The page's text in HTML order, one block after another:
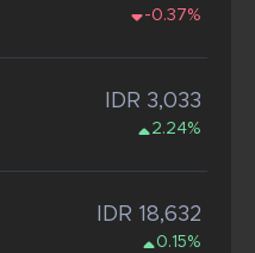
-0.37%
IDR 3,033
2.24%
IDR 18,632
0.15%